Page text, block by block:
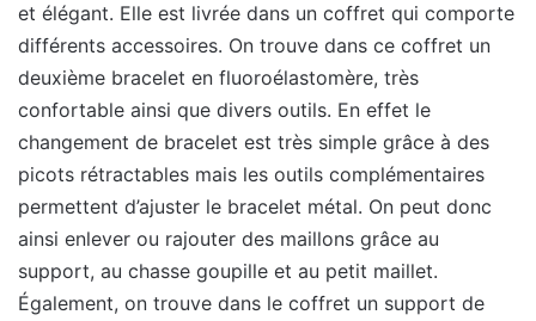
et élégant. Elle est livrée dans un coffret qui comporte
différents accessoires. On trouve dans ce coffret un
deuxième bracelet en fluoroélastomère, très
confortable ainsi que divers outils. En effet le
changement de bracelet est très simple grâce à des
picots rétractables mais les outils complémentaires
permettent d’ajuster le bracelet métal. On peut donc
ainsi enlever ou rajouter des maillons grâce au
support, au chasse goupille et au petit maillet.
Également, on trouve dans le coffret un support de